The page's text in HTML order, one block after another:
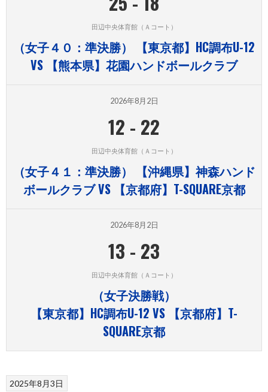
田辺中央体育館（Ａコート）
（女子４０：準決勝） 【東京都】HC調布U-12
VS 【熊本県】花園ハンドボールクラブ
2026年8月2日
12 - 22
田辺中央体育館（Ａコート）
（女子４１：準決勝） 【沖縄県】神森ハンド
ボールクラブ VS 【京都府】T-SQUARE京都
2026年8月2日
13 - 23
田辺中央体育館（Ａコート）
（女子決勝戦）
【東京都】HC調布U-12 VS 【京都府】T-
SQUARE京都
2025年8月3日